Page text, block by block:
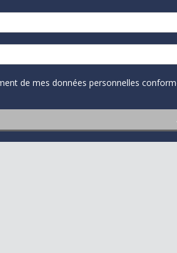
de mes données personnelles